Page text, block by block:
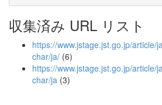
収集済み URL リスト
https://www.jstage.jst.go.jp/
char/ja/ (6)
https://www.jstage.jst.go.jp/
char/ja (3)